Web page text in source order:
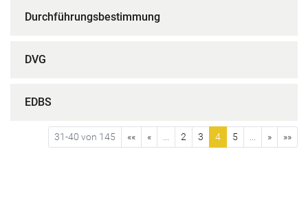
Durchführungsbestimmung
DVG
EDBS
31-40 von 145 «« « 2 3 4 5 » »»